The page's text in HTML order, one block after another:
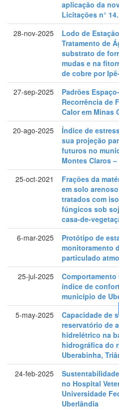
aplicação da
Licitações n°
28-nov-2025
Lodo de
Tratamento de
substrato de
mudas e na
de cobre por
27-sep-2025
Padrões
Recorrência de
Calor em Minas
20-ago-2025
Índice de
sua projeção
futuros no
Montes Claros –
25-oct-2021
Frações da
em solo
tratados com
fúngicos sob
casa-de-
6-mar-2025
Protótipo de
monitoramento
particulado
25-jul-2025
Comportamento
índice de
município de
5-may-2025
Capacidade de
reservatório de
hidrelétrico na
hidrográfica do
Uberabinha,
24-feb-2025
no Hospital
Universidade
Uberlândia